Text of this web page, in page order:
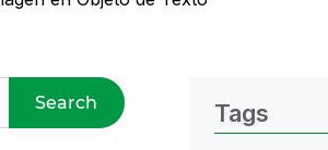
Search Tags